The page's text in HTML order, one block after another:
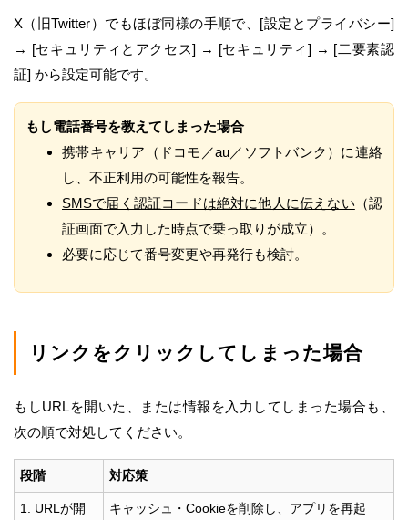
X（旧Twitter）でもほぼ同様の手順で、[設定とプライバシー]
→ [セキュリティとアクセス] → [セキュリティ] → [二要素認
証] から設定可能です。
もし電話番号を教えてしまった場合
携帯キャリア（ドコモ／au／ソフトバンク）に連絡
し、不正利用の可能性を報告。
SMSで届く認証コードは絶対に他人に伝えない （認
証画面で入力した時点で乗っ取りが成立）。
必要に応じて番号変更や再発行も検討。
リンクをクリックしてしまった場合
もしURLを開いた、または情報を入力してしまった場合も、
次の順で対処してください。
段階 対応策
1. URLが開
キャッシュ・Cookieを削除し、アプリを再起